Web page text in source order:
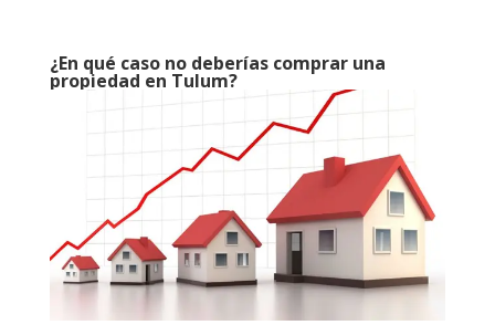
¿En qué caso no deberías comprar una
propiedad en Tulum?